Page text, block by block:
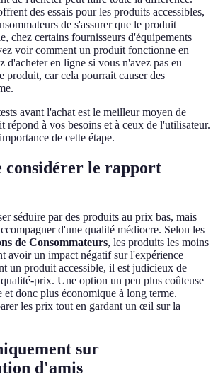
des essais pour les produits accessibles,
de s'assurer que le produit
chez certains fournisseurs d'équipements
voir comment un produit fonctionne en
d'acheter en ligne si vous n'avez pas eu
produit, car cela pourrait causer des
avant l'achat est le meilleur moyen de
répond à vos besoins et à ceux de l'utilisateur.
de cette étape.
considérer le rapport
séduire par des produits au prix bas, mais
d'une qualité médiocre. Selon les
de Consommateurs, les produits les moins
avoir un impact négatif sur l'expérience
un produit accessible, il est judicieux de
prix. Une option un peu plus coûteuse
et donc plus économique à long terme.
les prix tout en gardant un œil sur la
sur
d'amis